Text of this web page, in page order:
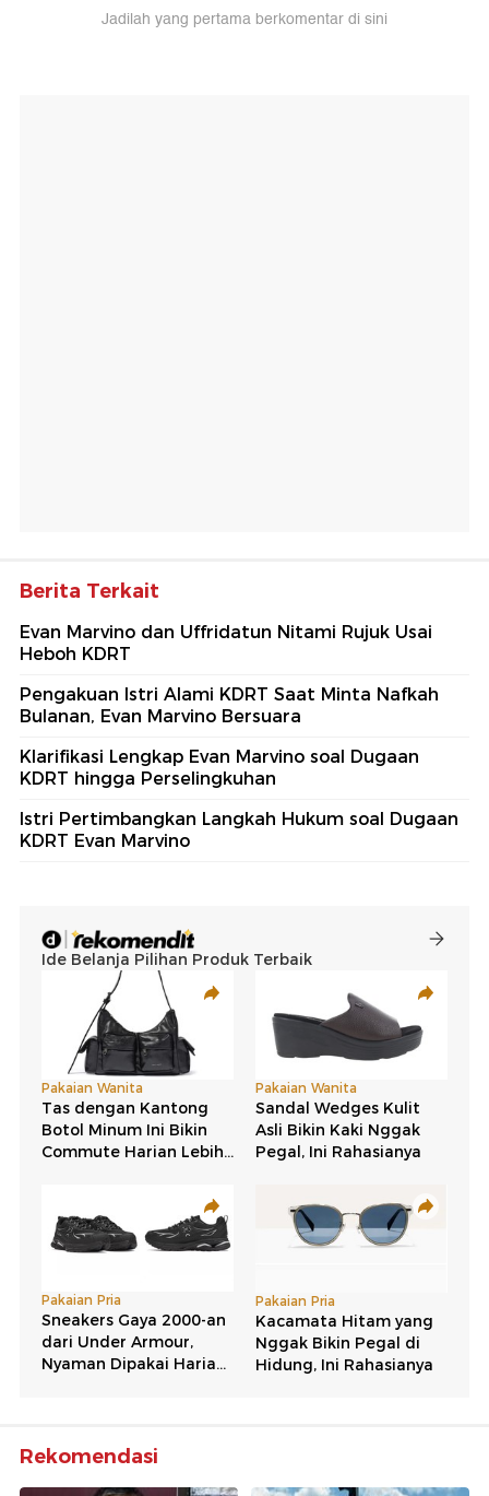
Jadilah yang pertama berkomentar di sini
Berita Terkait
Evan Marvino dan Uffridatun Nitami Rujuk Usai
Heboh KDRT
Pengakuan Istri Alami KDRT Saat Minta Nafkah
Bulanan, Evan Marvino Bersuara
Klarifikasi Lengkap Evan Marvino soal Dugaan
KDRT hingga Perselingkuhan
Istri Pertimbangkan Langkah Hukum soal Dugaan
KDRT Evan Marvino
Rekomendasi